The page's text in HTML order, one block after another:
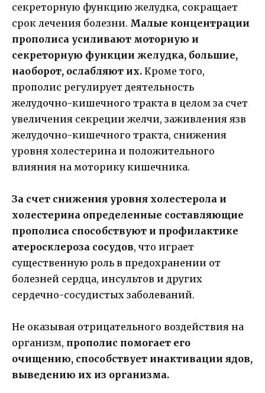
секреторную функцию желудка, сокращает
срок лечения болезни. Малые концентрации
прополиса усиливают моторную и
секреторную функции желудка, большие,
наоборот, ослабляют их. Кроме того,
прополис регулирует деятельность
желудочно-кишечного тракта в целом за счет
увеличения секреции желчи, заживления язв
желудочно-кишечного тракта, снижения
уровня холестерина и положительного
влияния на моторику кишечника.
За счет снижения уровня холестерола и
холестерина определенные составляющие
прополиса способствуют и профилактике
атеросклероза сосудов, что играет
существенную роль в предохранении от
болезней сердца, инсультов и других
сердечно-сосудистых заболеваний.
Не оказывая отрицательного воздействия на
организм, прополис помогает его
очищению, способствует инактивации ядов,
выведению их из организма.